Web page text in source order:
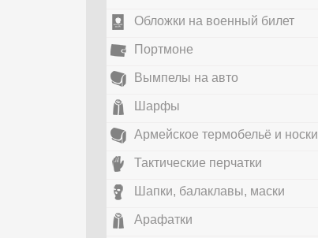
Обложки на военный билет
Портмоне
Вымпелы на авто
Шарфы
Армейское термобельё и носки
Тактические перчатки
Шапки, балаклавы, маски
Арафатки